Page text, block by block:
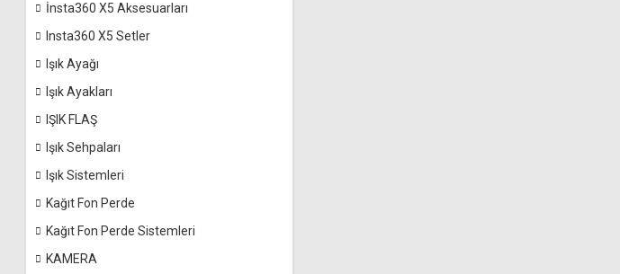
İnsta360 X5 Aksesuarları
Insta360 X5 Setler
Işık Ayağı
Işık Ayakları
IŞIK FLAŞ
Işık Sehpaları
Işık Sistemleri
Kağıt Fon Perde
Kağıt Fon Perde Sistemleri
KAMERA